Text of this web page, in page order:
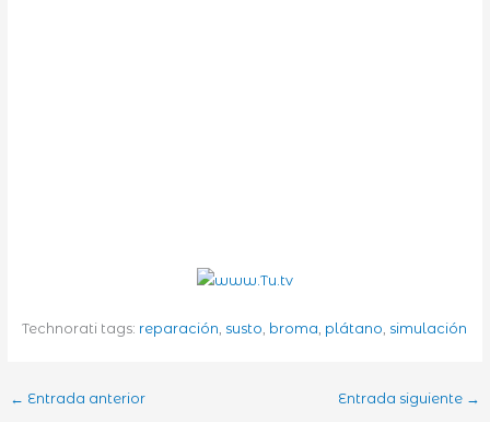
Technorati tags: reparación susto broma plátano simulación
← Entrada anterior Entrada siguiente →